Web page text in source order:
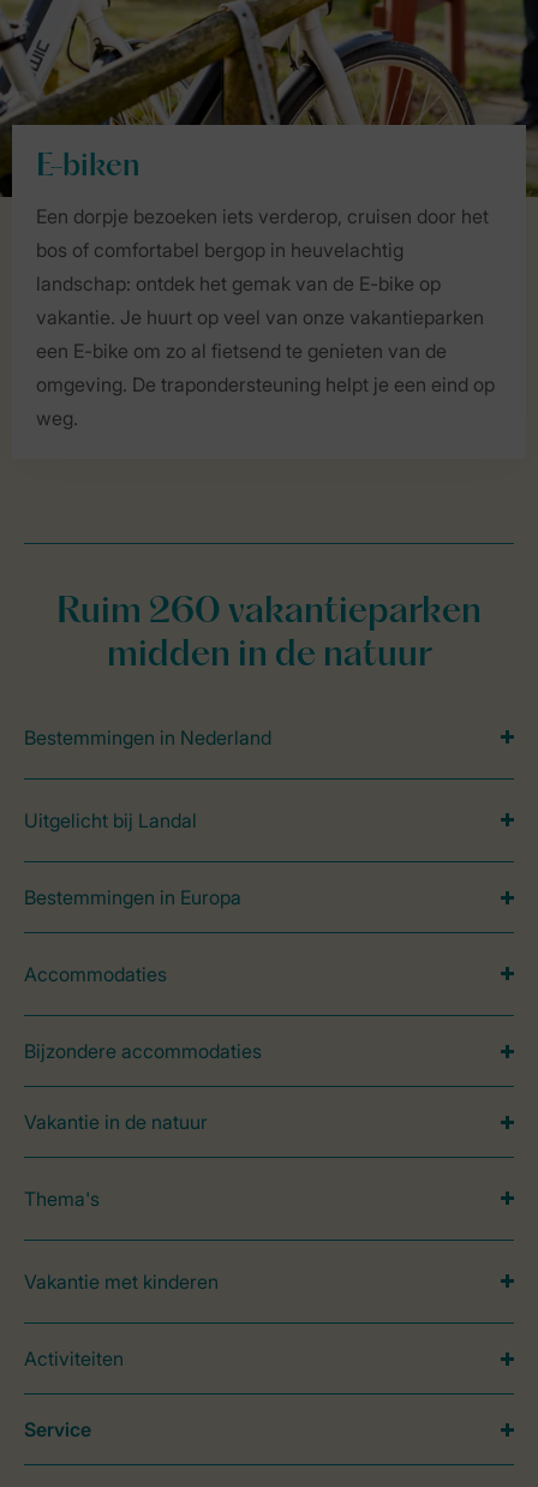
E-biken
Een dorpje bezoeken iets verderop, cruisen door het
bos of comfortabel bergop in heuvelachtig
landschap: ontdek het gemak van de E-bike op
vakantie. Je huurt op veel van onze vakantieparken
een E-bike om zo al fietsend te genieten van de
omgeving. De trapondersteuning helpt je een eind op
weg.
Ruim 260 vakantieparken
midden in de natuur
Bestemmingen in Nederland
Uitgelicht bij Landal
Bestemmingen in Europa
Accommodaties
Bijzondere accommodaties
Vakantie in de natuur
Thema's
Vakantie met kinderen
Activiteiten
Service